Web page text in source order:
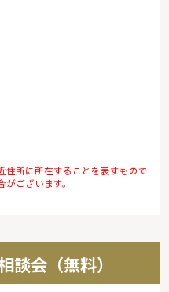
所に所在することを表すもので
ございます。
談会（無料）